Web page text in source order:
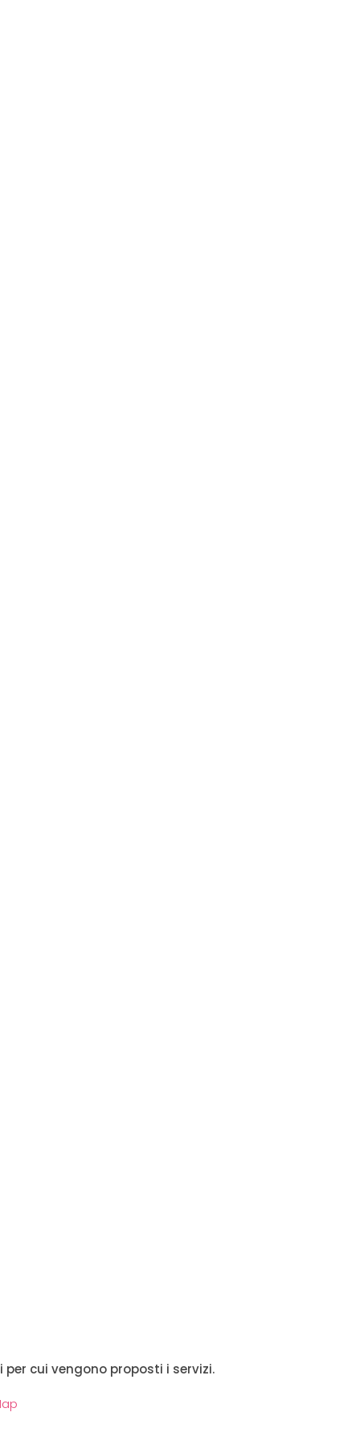
cui vengono proposti i servizi.